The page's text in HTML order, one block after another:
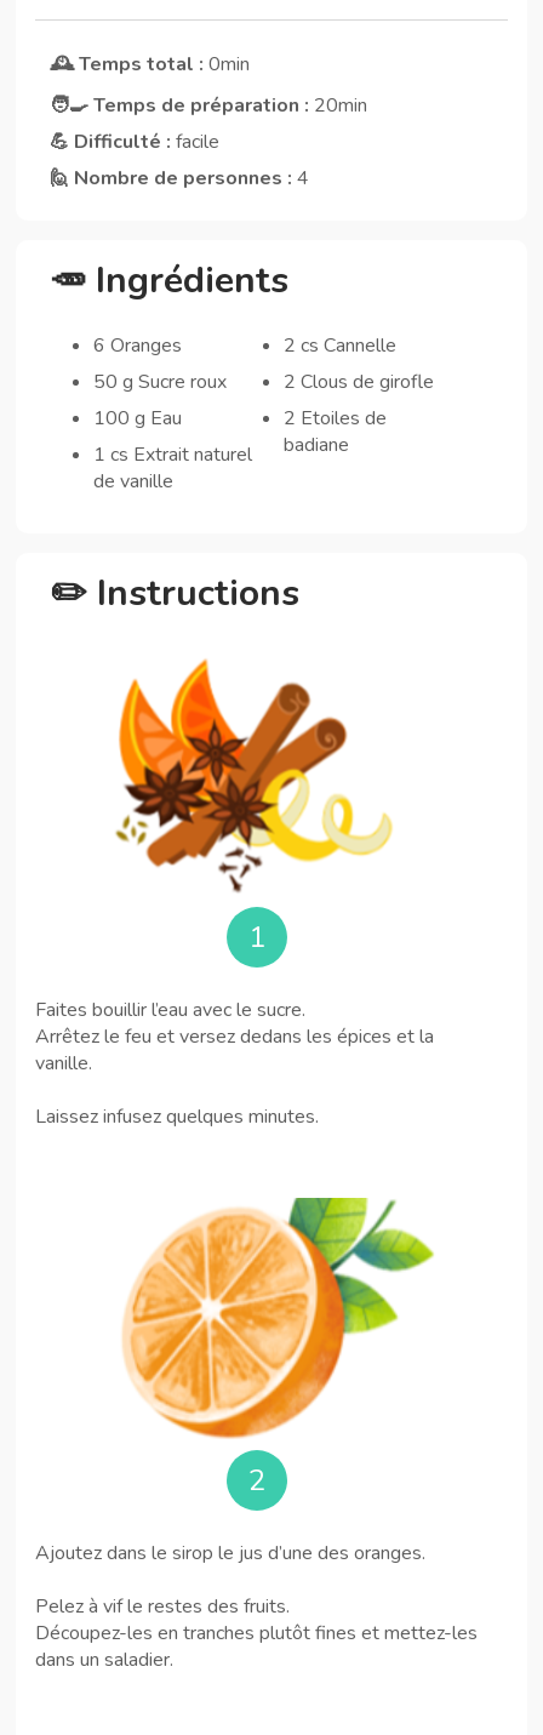
🕰️ Temps total : 0min
🧑‍🍳 Temps de préparation : 20min
💪 Difficulté : facile
🙋 Nombre de personnes : 4
🥕 Ingrédients
6 Oranges
50 g Sucre roux
100 g Eau
1 cs Extrait naturel
de vanille
2 cs Cannelle
2 Clous de girofle
2 Etoiles de
badiane
✏️ Instructions
1
Faites bouillir l’eau avec le sucre.
Arrêtez le feu et versez dedans les épices et la
vanille.
Laissez infusez quelques minutes.
2
Ajoutez dans le sirop le jus d’une des oranges.
Pelez à vif le restes des fruits.
Découpez-les en tranches plutôt fines et mettez-les
dans un saladier.